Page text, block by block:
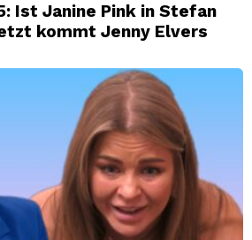
Ist Janine Pink in Stefan
kommt Jenny Elvers